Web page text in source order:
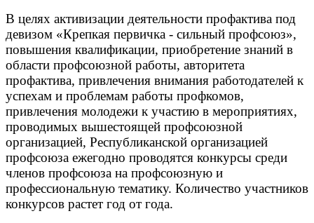
В целях активизации деятельности профактива под
девизом «Крепкая первичка - сильный профсоюз»,
повышения квалификации, приобретение знаний в
области профсоюзной работы, авторитета
профактива, привлечения внимания работодателей к
успехам и проблемам работы профкомов,
привлечения молодежи к участию в мероприятиях,
проводимых вышестоящей профсоюзной
организацией, Республиканской организацией
профсоюза ежегодно проводятся конкурсы среди
членов профсоюза на профсоюзную и
профессиональную тематику. Количество участников
конкурсов растет год от года.